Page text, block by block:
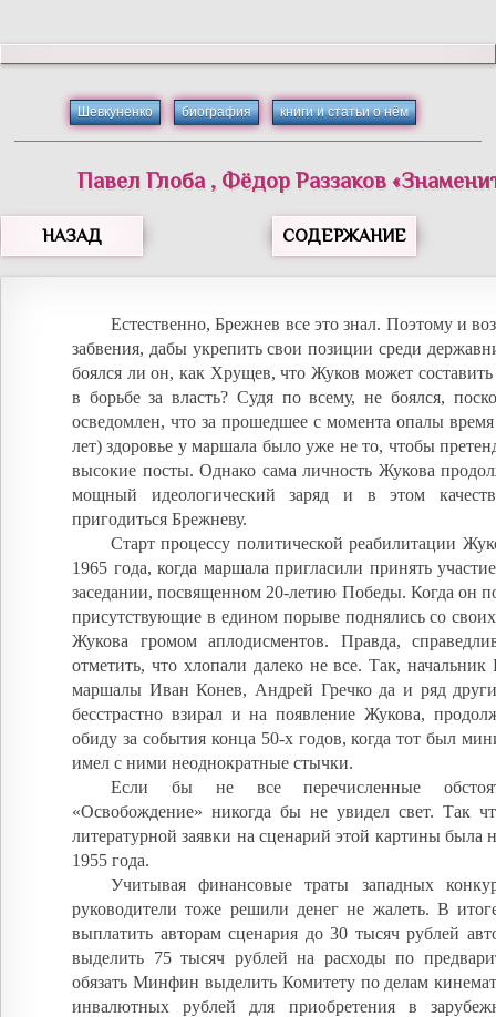
Шевкуненко биография книги и статьи о нём
Павел Глоба , Фёдор Раззаков«
НАЗАД СОДЕРЖАНИЕ
Естественно, Брежнев все это знал. Поэтому и
забвения, дабы укрепить свои позиции среди
боялся ли он, как Хрущев, что Жуков может
в борьбе за власть? Судя по всему, не боялся,
осведомлен, что за прошедшее с момента опалы
лет) здоровье у маршала было уже не то, чтобы
высокие посты. Однако сама личность Жукова
мощный идеологический заряд и в этом
пригодиться Брежневу.
Старт процессу политической реабилитации
1965 года, когда маршала пригласили принять
заседании, посвященном 20-летию Победы. Когда он
присутствующие в едином порыве поднялись со
Жукова громом аплодисментов. Правда,
отметить, что хлопали далеко не все. Так,
маршалы Иван Конев, Андрей Гречко да и ряд
бесстрастно взирал и на появление Жукова,
обиду за события конца 50-х годов, когда тот был
имел с ними неоднократные стычки.
Если бы не все перечисленные
«Освобождение» никогда бы не увидел свет. Так
литературной заявки на сценарий этой картины была
1955 года.
Учитывая финансовые траты западных
руководители тоже решили денег не жалеть. В
выплатить авторам сценария до 30 тысяч рублей
выделить 75 тысяч рублей на расходы по
обязать Минфин выделить Комитету по делам
инвалютных рублей для приобретения в